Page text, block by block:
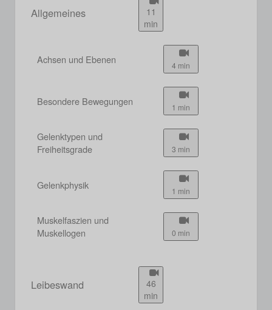
Allgemeines
11
min
Achsen und Ebenen 4 min
Besondere Bewegungen 1 min
Gelenktypen und
Freiheitsgrade
3 min
Gelenkphysik 1 min
Muskelfaszien und
Muskellogen
0 min
Leibeswand
46
min